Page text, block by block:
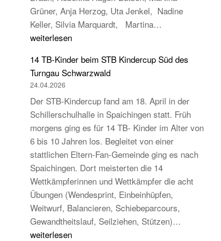
Grüner, Anja Herzog, Uta Jenkel, Nadine
Keller, Silvia Marquardt, Martina…
Laufabzeichen
weiterlesen
14 TB-Kinder beim STB Kindercup Süd des
Turngau Schwarzwald
24.04.2026
Der STB-Kindercup fand am 18. April in der
Schillerschulhalle in Spaichingen statt. Früh
morgens ging es für 14 TB- Kinder im Alter von
6 bis 10 Jahren los. Begleitet von einer
stattlichen Eltern-Fan-Gemeinde ging es nach
Spaichingen. Dort meisterten die 14
Wettkämpferinnen und Wettkämpfer die acht
Übungen (Wendesprint, Einbeinhüpfen,
Weitwurf, Balancieren, Schiebeparcours,
Gewandtheitslauf, Seilziehen, Stützen)…
weiterlesen